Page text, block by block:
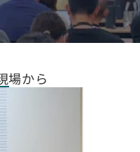
場から